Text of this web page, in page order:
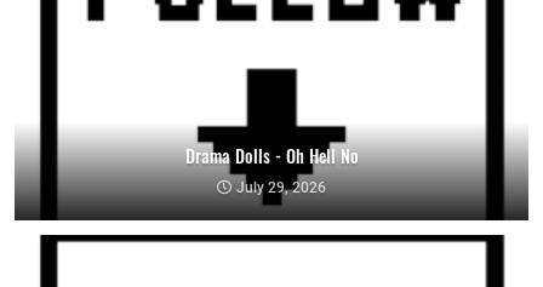
Drama Dolls - Oh Hell No
July 29, 2026